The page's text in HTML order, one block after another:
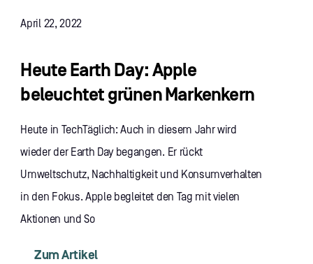
April 22, 2022
Heute Earth Day: Apple
beleuchtet grünen Markenkern
Heute in TechTäglich: Auch in diesem Jahr wird
wieder der Earth Day begangen. Er rückt
Umweltschutz, Nachhaltigkeit und Konsumverhalten
in den Fokus. Apple begleitet den Tag mit vielen
Aktionen und So
Zum Artikel